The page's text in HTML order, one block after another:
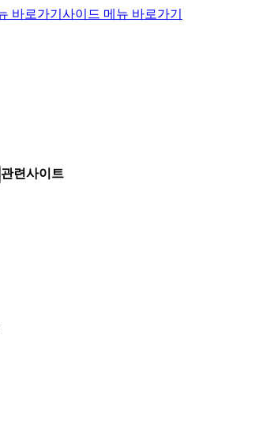
바로가기 사이드 메뉴 바로가기
관련사이트